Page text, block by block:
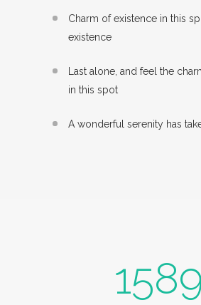
Charm of existence in this
existence
Last alone, and feel the
in this spot
A wonderful serenity has
1589